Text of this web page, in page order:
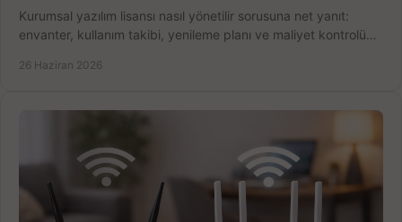
Kurumsal yazılım lisansı nasıl yönetilir sorusuna net yanıt:
envanter, kullanım takibi, yenileme planı ve maliyet kontrolü
26 Haziran 2026